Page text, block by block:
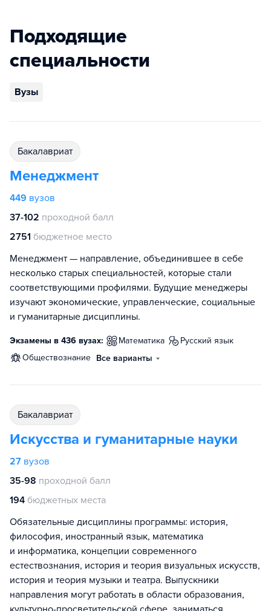
Подходящие
специальности
Вузы
бакалавриат
Менеджмент
449 вузов
37-102 проходной балл
2751 бюджетное место
Менеджмент — направление, объединившее в себе
несколько старых специальностей, которые стали
соответствующими профилями. Будущие менеджеры
изучают экономические, управленческие, социальные
и гуманитарные дисциплины.
Экзамены в 436 вузах: математика
русский язык
обществознание Все варианты
бакалавриат
Искусства и гуманитарные науки
27 вузов
35-98 проходной балл
194 бюджетных места
Обязательные дисциплины программы: история,
философия, иностранный язык, математика
и информатика, концепции современного
естествознания, история и теория визуальных искусств,
история и теория музыки и театра. Выпускники
направления могут работать в области образования,